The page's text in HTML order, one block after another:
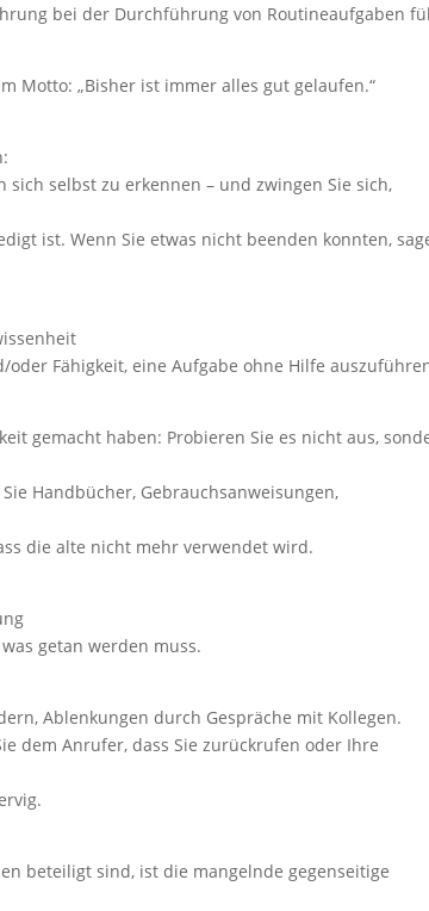
bei der Durchführung von Routineaufgaben
Motto: „Bisher ist immer alles gut gelaufen.“
selbst zu erkennen – und zwingen Sie sich,
ist. Wenn Sie etwas nicht beenden konnten,
Fähigkeit, eine Aufgabe ohne Hilfe
gemacht haben: Probieren Sie es nicht aus,
Handbücher, Gebrauchsanweisungen,
die alte nicht mehr verwendet wird.
getan werden muss.
Ablenkungen durch Gespräche mit Kollegen.
dem Anrufer, dass Sie zurückrufen oder Ihre
beteiligt sind, ist die mangelnde gegenseitige